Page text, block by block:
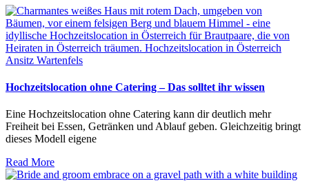
Hochzeitslocation ohne Catering – Das solltet ihr wissen
Eine Hochzeitslocation ohne Catering kann dir deutlich mehr
Freiheit bei Essen, Getränken und Ablauf geben. Gleichzeitig bringt
dieses Modell eigene
Read More